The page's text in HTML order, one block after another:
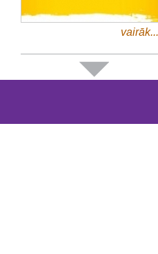
vairāk...